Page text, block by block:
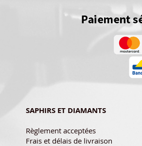
SAPHIRS ET DIAMANTS
Règlement acceptées
Frais et délais de livraison